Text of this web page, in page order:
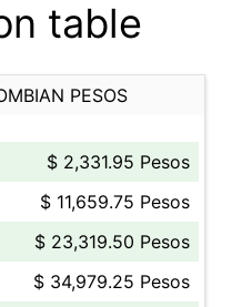
table
PESOS
$ 2,331.95 Pesos
$ 11,659.75 Pesos
$ 23,319.50 Pesos
$ 34,979.25 Pesos